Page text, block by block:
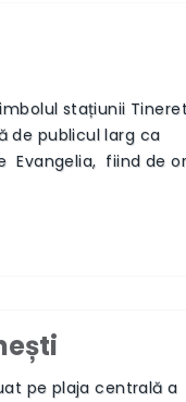
stațiunii
de publicul larg ca
Evangelia, fiind de
pe plaja centrală a